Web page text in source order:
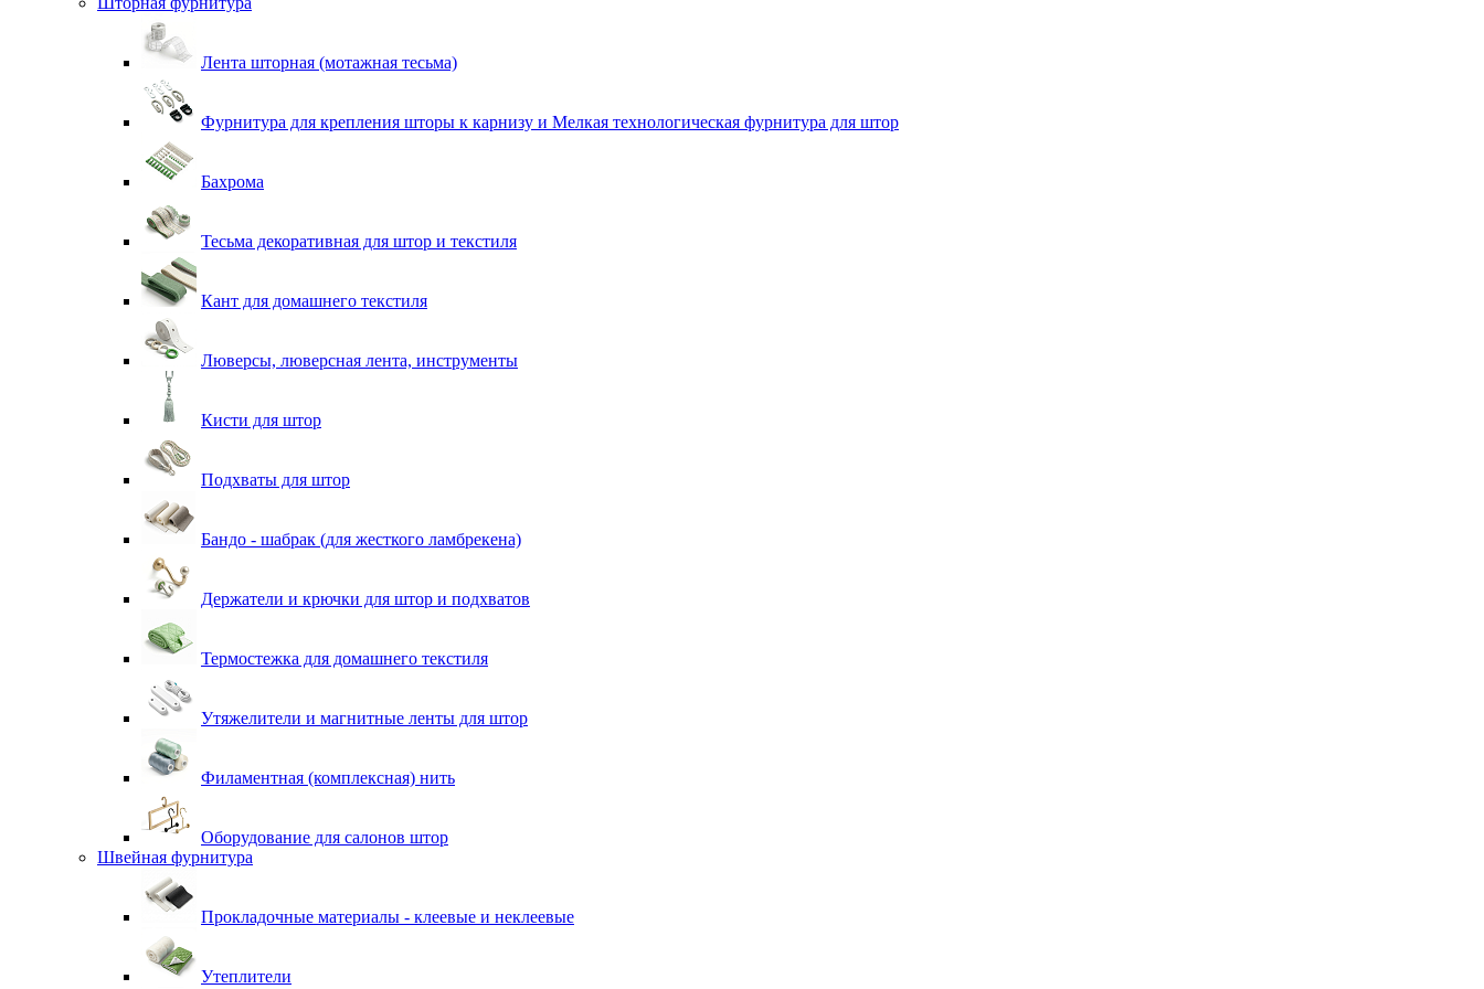
Лента шторная (мотажная тесьма)
Фурнитура для крепления шторы к карнизу и Мелкая технологическая фурнитура для штор
Бахрома
Тесьма декоративная для штор и текстиля
Кант для домашнего текстиля
Люверсы, люверсная лента, инструменты
Кисти для штор
Подхваты для штор
Бандо - шабрак (для жесткого ламбрекена)
Держатели и крючки для штор и подхватов
Термостежка для домашнего текстиля
Утяжелители и магнитные ленты для штор
Филаментная (комплексная) нить
Оборудование для салонов штор
Швейная фурнитура
Прокладочные материалы - клеевые и неклеевые
Утеплители